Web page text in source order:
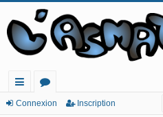
ac
or
Connexion Inscription